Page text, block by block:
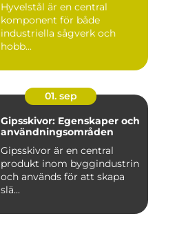
Hyvelstål är en central
komponent för både
industriella sågverk och
hobb...
01. sep
Gipsskivor: Egenskaper och
användningsområden
Gipsskivor är en central
produkt inom byggindustrin
och används för att skapa
slä...